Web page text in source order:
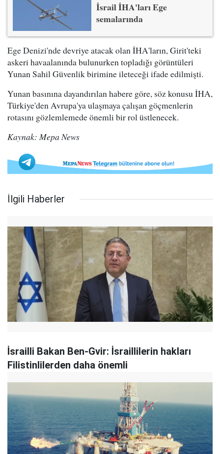
İsrail İHA'ları Ege
semalarında
Ege Denizi'nde devriye atacak olan İHA'ların, Girit'teki
askeri havaalanında bulunurken topladığı görüntüleri
Yunan Sahil Güvenlik birimine ileteceği ifade edilmişti.
Yunan basınına dayandırılan habere göre, söz konusu İHA,
Türkiye'den Avrupa'ya ulaşmaya çalışan göçmenlerin
rotasını gözlemlemede önemli bir rol üstlenecek.
Kaynak: Mepa News
İlgili Haberler
İsrailli Bakan Ben-Gvir: İsraillilerin hakları
Filistinlilerden daha önemli